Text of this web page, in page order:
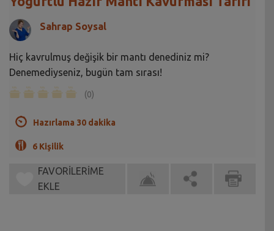
Sahrap Soysal
Hiç kavrulmuş değişik bir mantı denediniz mi?
Denemediyseniz, bugün tam sırası!
(0)
Hazırlama 30 dakika
6 Kişilik
FAVORİLERİME
EKLE